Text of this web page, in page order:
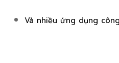
Và nhiều ứng dụng